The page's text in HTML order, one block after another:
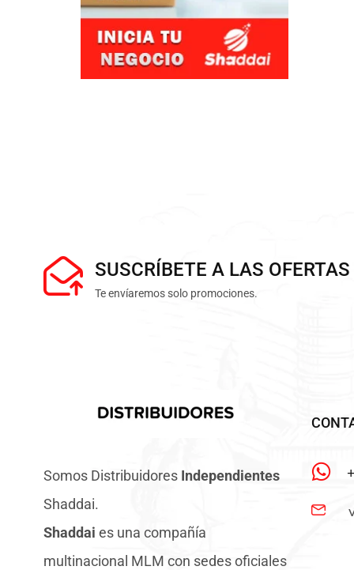
SUSCRÍBETE A LAS OFERTAS
Te envíaremos solo promociones.
Somos Distribuidores Independientes
Shaddai.
Shaddai es una compañía
multinacional MLM con sedes oficiales